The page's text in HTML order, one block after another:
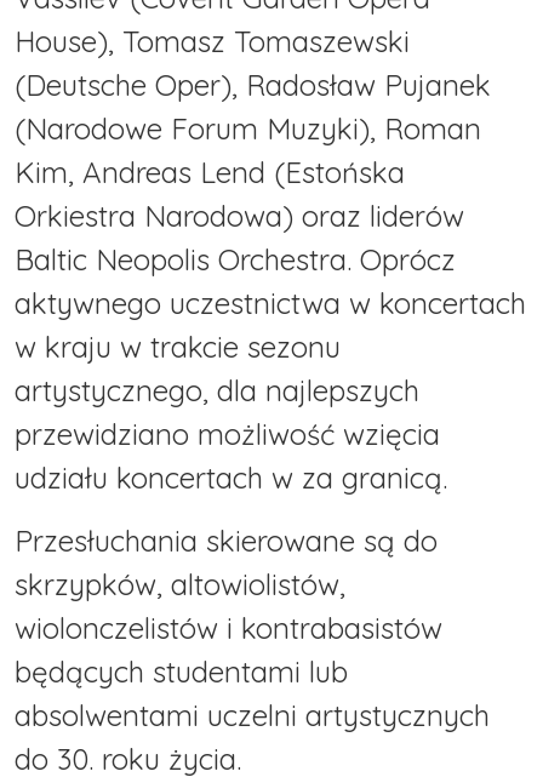
House), Tomasz Tomaszewski
(Deutsche Oper), Radosław Pujanek
(Narodowe Forum Muzyki), Roman
Kim, Andreas Lend (Estońska
Orkiestra Narodowa) oraz liderów
Baltic Neopolis Orchestra. Oprócz
aktywnego uczestnictwa w koncertach
w kraju w trakcie sezonu
artystycznego, dla najlepszych
przewidziano możliwość wzięcia
udziału koncertach w za granicą.
Przesłuchania skierowane są do
skrzypków, altowiolistów,
wiolonczelistów i kontrabasistów
będących studentami lub
absolwentami uczelni artystycznych
do 30. roku życia.